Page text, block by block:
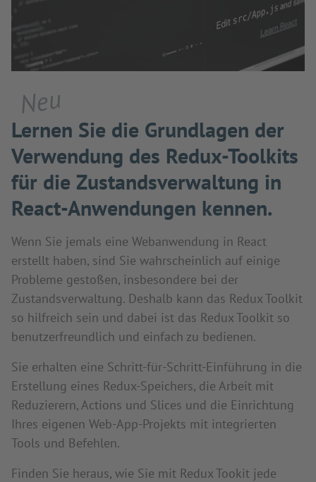
Neu
Lernen Sie die Grundlagen der
Verwendung des Redux-Toolkits
für die Zustandsverwaltung in
React-Anwendungen kennen.
Wenn Sie jemals eine Webanwendung in React
erstellt haben, sind Sie wahrscheinlich auf einige
Probleme gestoßen, insbesondere bei der
Zustandsverwaltung. Deshalb kann das Redux Toolkit
so hilfreich sein und dabei ist das Redux Toolkit so
benutzerfreundlich und einfach zu bedienen.
Sie erhalten eine Schritt-für-Schritt-Einführung in die
Erstellung eines Redux-Speichers, die Arbeit mit
Reduzierern, Actions und Slices und die Einrichtung
Ihres eigenen Web-App-Projekts mit integrierten
Tools und Befehlen.
Finden Sie heraus, wie Sie mit Redux Tookit jede